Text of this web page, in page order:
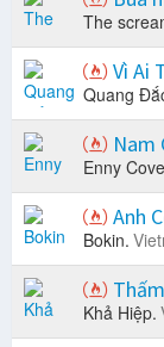
The
Vì Ai
Quang
Nam
Enny
Anh
Bokin.
Khả Hiệp.